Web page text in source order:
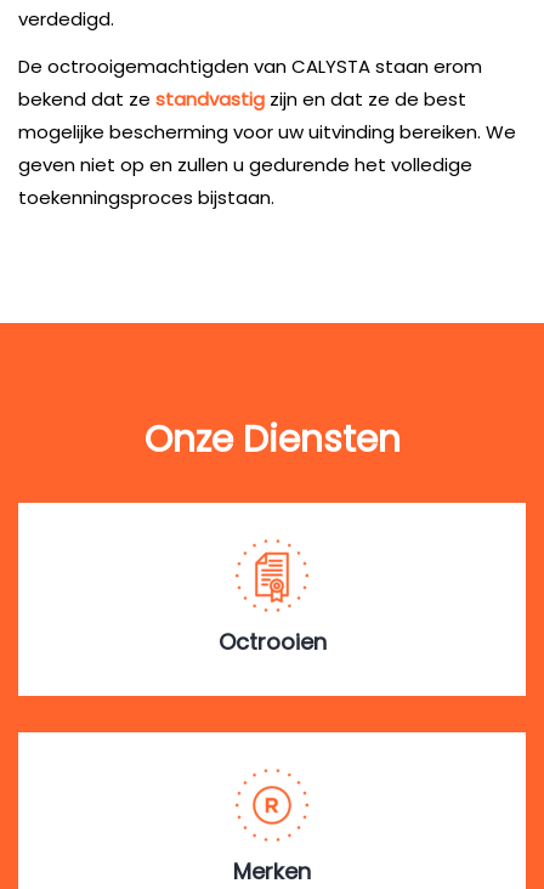
verdedigd.
De octrooigemachtigden van CALYSTA staan erom
bekend dat ze standvastig zijn en dat ze de best
mogelijke bescherming voor uw uitvinding bereiken. We
geven niet op en zullen u gedurende het volledige
toekenningsproces bijstaan.
Onze Diensten
Octrooien
Merken